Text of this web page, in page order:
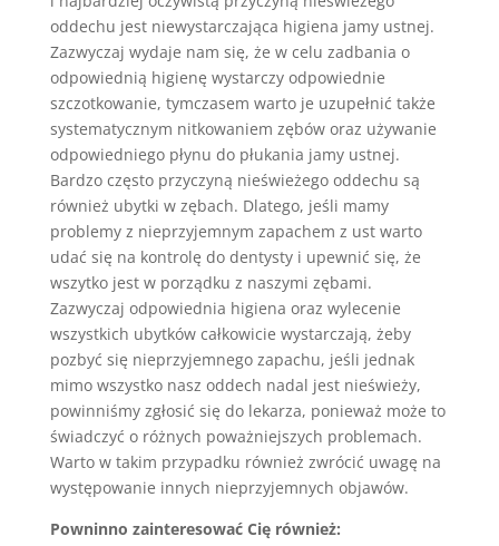
oddechu jest niewystarczająca higiena jamy ustnej.
Zazwyczaj wydaje nam się, że w celu zadbania o
odpowiednią higienę wystarczy odpowiednie
szczotkowanie, tymczasem warto je uzupełnić także
systematycznym nitkowaniem zębów oraz używanie
odpowiedniego płynu do płukania jamy ustnej.
Bardzo często przyczyną nieświeżego oddechu są
również ubytki w zębach. Dlatego, jeśli mamy
problemy z nieprzyjemnym zapachem z ust warto
udać się na kontrolę do dentysty i upewnić się, że
wszytko jest w porządku z naszymi zębami.
Zazwyczaj odpowiednia higiena oraz wylecenie
wszystkich ubytków całkowicie wystarczają, żeby
pozbyć się nieprzyjemnego zapachu, jeśli jednak
mimo wszystko nasz oddech nadal jest nieświeży,
powinniśmy zgłosić się do lekarza, ponieważ może to
świadczyć o różnych poważniejszych problemach.
Warto w takim przypadku również zwrócić uwagę na
występowanie innych nieprzyjemnych objawów.
Powninno zainteresować Cię również: